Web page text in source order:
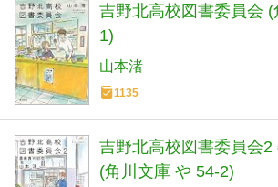
吉野北高校図書委員会
1)
山本渚
1135
吉野北高校図書委員会2
(角川文庫 や 54-2)